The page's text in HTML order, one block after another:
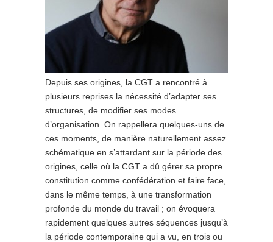
Depuis ses origines, la CGT a rencontré à
plusieurs reprises la nécessité d’adapter ses
structures, de modifier ses modes
d’organisation. On rappellera quelques-uns de
ces moments, de manière naturellement assez
schématique en s’attardant sur la période des
origines, celle où la CGT a dû gérer sa propre
constitution comme confédération et faire face,
dans le même temps, à une transformation
profonde du monde du travail ; on évoquera
rapidement quelques autres séquences jusqu’à
la période contemporaine qui a vu, en trois ou